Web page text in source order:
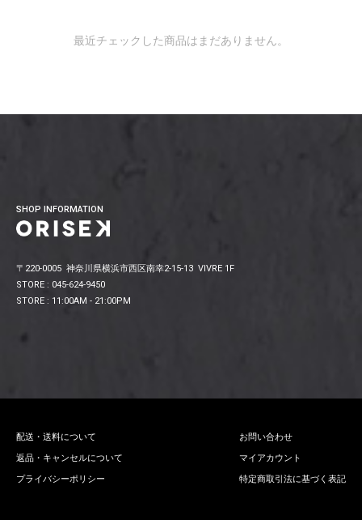
最近チェックした商品はまだありません。
SHOP INFORMATION
〒220-0005 神奈川県横浜市西区南幸2-15-13 VIVRE 1F
STORE : 045-624-9450
STORE : 11:00AM - 21:00PM
配送・送料について
返品・キャンセルについて
プライバシーポリシー
お問い合わせ
マイアカウント
特定商取引法に基づく表記